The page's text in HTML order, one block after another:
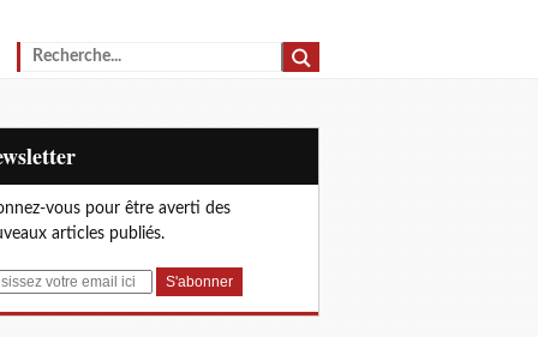
vous pour être averti des
articles publiés.